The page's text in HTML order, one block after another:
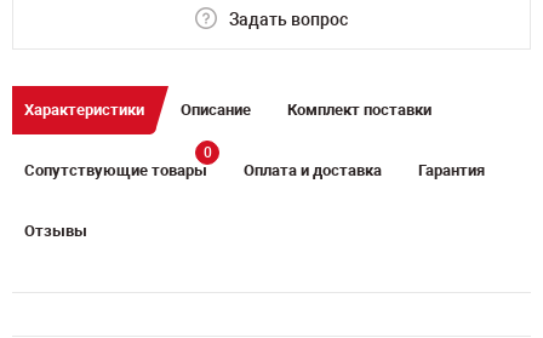
Задать вопрос
Характеристики Описание Комплект поставки
Сопутствующие товары
0
Оплата и доставка Гарантия
Отзывы